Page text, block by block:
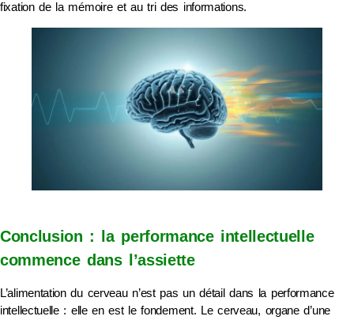
fixation de la mémoire et au tri des informations.
Conclusion : la performance intellectuelle
commence dans l’assiette
L’alimentation du cerveau n’est pas un détail dans la performance
intellectuelle : elle en est le fondement. Le cerveau, organe d’une